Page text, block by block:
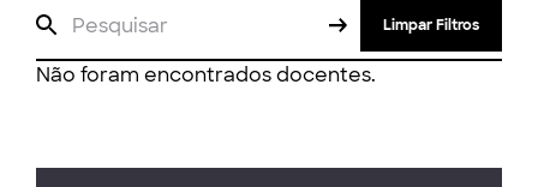
Limpar Filtros
Não foram encontrados docentes.